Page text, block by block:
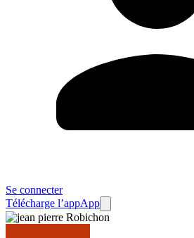
Se connecter
Télécharge l’appApp